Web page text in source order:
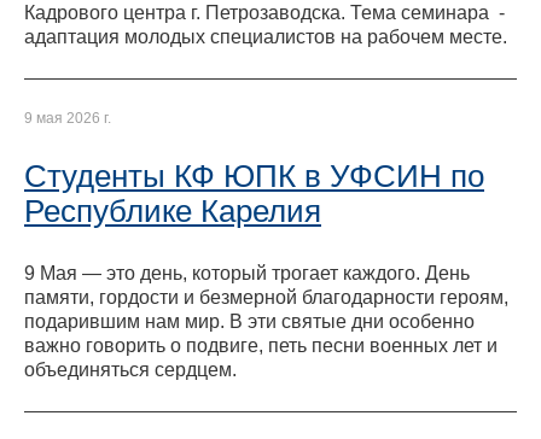
Кадрового центра г. Петрозаводска. Тема семинара -
адаптация молодых специалистов на рабочем месте.
9 мая 2026 г.
Студенты КФ ЮПК в УФСИН по
Республике Карелия
9 Мая — это день, который трогает каждого. День
памяти, гордости и безмерной благодарности героям,
подарившим нам мир. В эти святые дни особенно
важно говорить о подвиге, петь песни военных лет и
объединяться сердцем.